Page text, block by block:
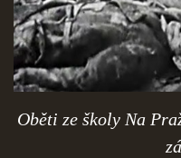
Oběti ze školy Na